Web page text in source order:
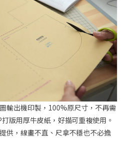
輸出機印製，100%原尺寸，不再需
版用厚牛皮紙，好描可重複使用。
供，線畫不直、尺拿不穩也不必擔